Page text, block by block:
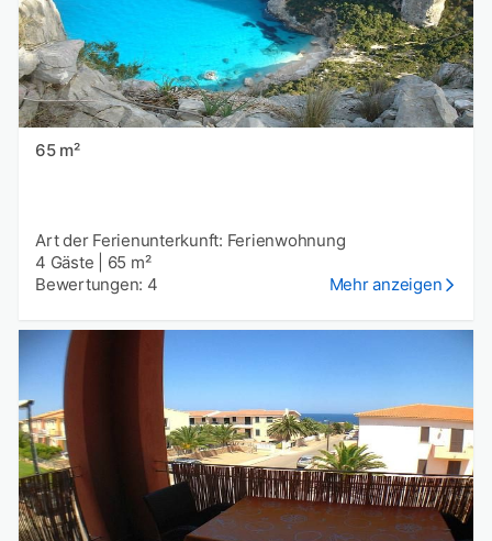
65 m²
Art der Ferienunterkunft: Ferienwohnung
4 Gäste
65 m²
Bewertungen: 4
Mehr anzeigen